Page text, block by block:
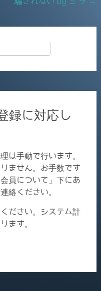
録に対応し
は手動で行います。
ません。お手数です
員について」下にあ
絡ください。
ださい。システム計
ます。